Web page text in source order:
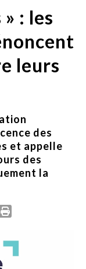
: les
leurs
des
et appelle
des
la